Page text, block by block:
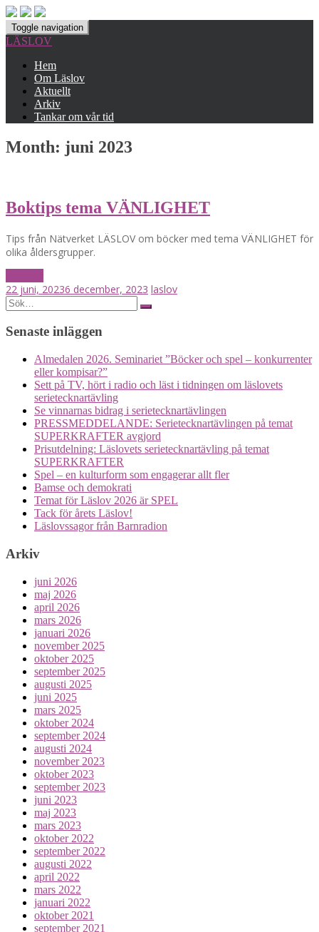
Toggle navigation
LÄSLOV
Hem
Om Läslov
Aktuellt
Arkiv
Tankar om vår tid
Month: juni 2023
Boktips tema VÄNLIGHET
Tips från Nätverket LÄSLOV om böcker med tema VÄNLIGHET för
olika åldersgrupper.
22 juni, 20236 december, 2023 laslov
Posts
Search
for:
Senaste inläggen
Almedalen 2026. Seminariet ”Böcker och spel – konkurrenter
eller kompisar?”
Sett på TV, hört i radio och läst i tidningen om läslovets
serietecknartävling
Se vinnarnas bidrag i serietecknartävlingen
PRESSMEDDELANDE: Serietecknartävlingen på temat
SUPERKRAFTER avgjord
Prisutdelning: Läslovets serietecknartävling på temat
SUPERKRAFTER
Spel – en kulturform som engagerar allt fler
Bamse och demokrati
Temat för Läslov 2026 är SPEL
Tack för årets Läslov!
Läslovssagor från Barnradion
Arkiv
juni 2026
maj 2026
april 2026
mars 2026
januari 2026
november 2025
oktober 2025
september 2025
augusti 2025
juni 2025
mars 2025
oktober 2024
september 2024
augusti 2024
november 2023
oktober 2023
september 2023
juni 2023
maj 2023
mars 2023
oktober 2022
september 2022
augusti 2022
april 2022
mars 2022
januari 2022
oktober 2021
september 2021